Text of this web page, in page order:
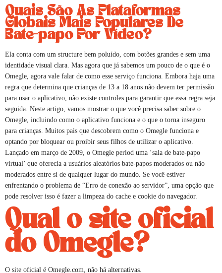
Quais São As Plataformas
Globais Mais Populares De
Bate-papo Por Vídeo?
Ela conta com um structure bem poluído, com botões grandes e sem uma
identidade visual clara. Mas agora que já sabemos um pouco de o que é o
Omegle, agora vale falar de como esse serviço funciona. Embora haja uma
regra que determina que crianças de 13 a 18 anos não devem ter permissão
para usar o aplicativo, não existe controles para garantir que essa regra seja
seguida. Neste artigo, vamos mostrar o que você precisa saber sobre o
Omegle, incluindo como o aplicativo funciona e o que o torna inseguro
para crianças. Muitos pais que descobrem como o Omegle funciona e
optando por bloquear ou proibir seus filhos de utilizar o aplicativo.
Lançado em março de 2009, o Omegle period uma ‘sala de bate-papo
virtual’ que oferecia a usuários aleatórios bate-papos moderados ou não
moderados entre si de qualquer lugar do mundo. Se você estiver
enfrentando o problema de “Erro de conexão ao servidor”, uma opção que
pode resolver isso é fazer a limpeza do cache e cookie do navegador.
Qual o site oficial
do Omegle?
O site oficial é Omegle.com, não há alternativas.